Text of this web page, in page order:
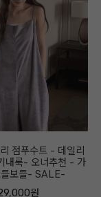
점푸수트 - 데일리
내룩- 오너추천 - 가
들보들- SALE-
원